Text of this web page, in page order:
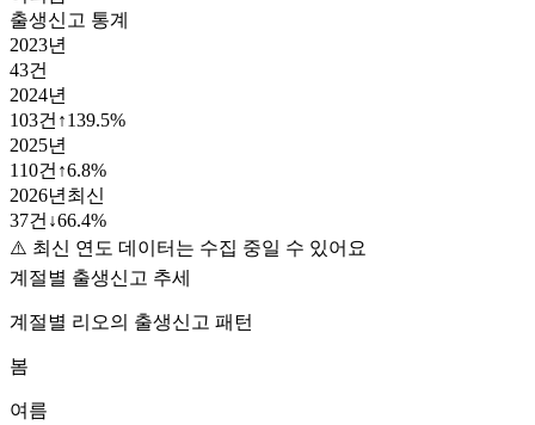
출생신고 통계
2023년
43건
2024년
103건 ↑139.5%
2025년
110건 ↑6.8%
2026년 최신
37건 ↓66.4%
⚠️ 최신 연도 데이터는 수집 중일 수 있어요
계절별 출생신고 추세
계절별 리오의 출생신고 패턴
봄
여름